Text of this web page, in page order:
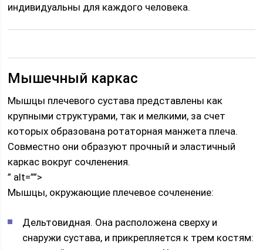
индивидуальны для каждого человека.
Мышечный каркас
Мышцы плечевого сустава представлены как
крупными структурами, так и мелкими, за счет
которых образована ротаторная манжета плеча.
Совместно они образуют прочный и эластичный
каркас вокруг сочленения.
” alt=””>
Мышцы, окружающие плечевое сочленение:
Дельтовидная. Она расположена сверху и
снаружи сустава, и прикрепляется к трем костям: